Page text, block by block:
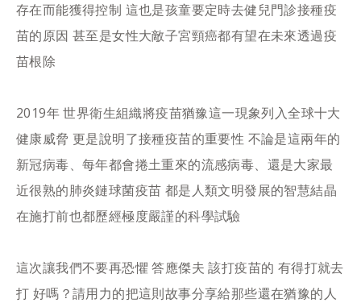
存在而能獲得控制 這也是孩童要定時去健兒門診接種疫
苗的原因 甚至是女性大敵子宮頸癌都有望在未來透過疫
苗根除
2019年 世界衛生組織將疫苗猶豫這一現象列入全球十大
健康威脅 更是說明了接種疫苗的重要性 不論是這兩年的
新冠病毒、每年都會捲土重來的流感病毒、還是大家最
近很熟的肺炎鏈球菌疫苗 都是人類文明發展的智慧結晶
在施打前也都歷經極度嚴謹的科學試驗
這次讓我們不要再恐懼 答應傑夫 該打疫苗的 有得打就去
打 好嗎？請用力的把這則故事分享給那些還在猶豫的人